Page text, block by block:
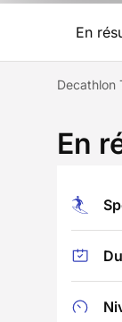
En
Decathlon
En